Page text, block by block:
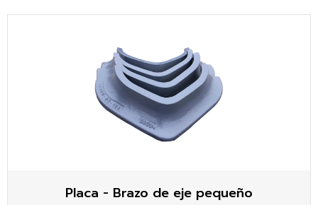
Placa - Brazo de eje pequeño